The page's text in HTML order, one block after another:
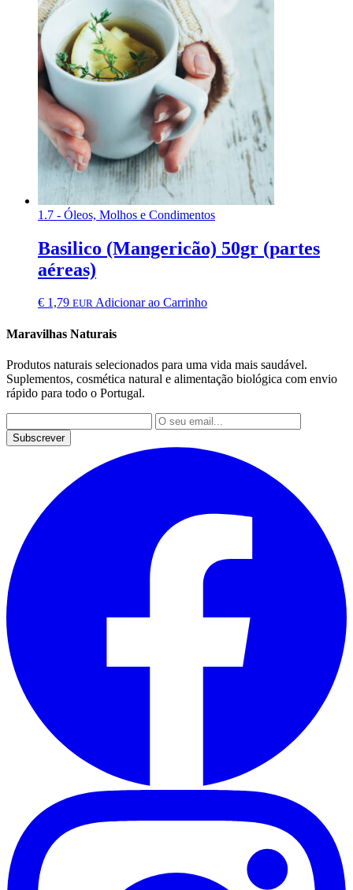
1.7 - Óleos, Molhos e Condimentos
Basilico (Mangericão) 50gr (partes
aéreas)
€ 1,79 EUR Adicionar ao Carrinho
Maravilhas Naturais
Produtos naturais selecionados para uma vida mais saudável.
Suplementos, cosmética natural e alimentação biológica com envio
rápido para todo o Portugal.
Subscrever